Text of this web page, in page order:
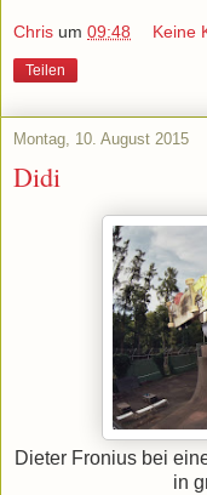
Chris um 09:48 Keine
Teilen
Montag, 10. August 2015
Didi
Dieter Fronius bei
in